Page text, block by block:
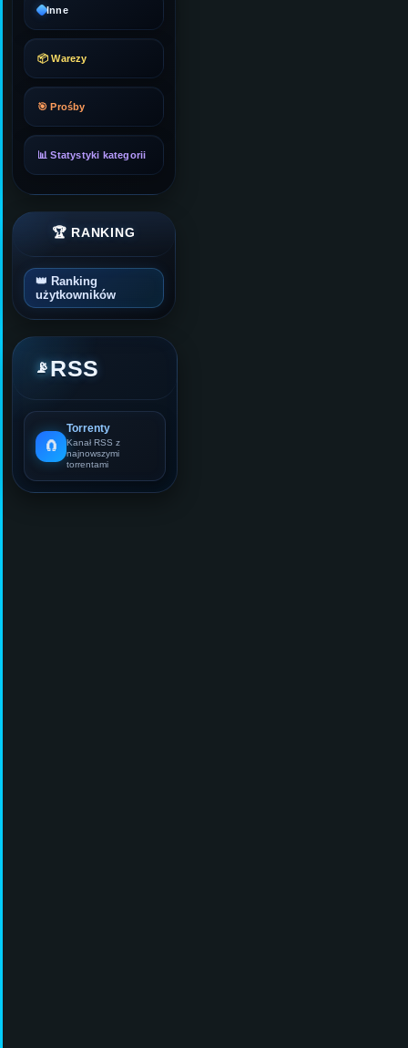
Inne
📦 Warezy
🎯 Prośby
📊 Statystyki kategorii
🏆 RANKING
👑 Ranking
użytkowników
📡RSS
🧲
Torrenty
Kanał RSS z
najnowszymi
torrentami